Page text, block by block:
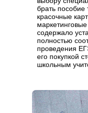
брать пособие
красочные
содержало
полностью
проведения
его покупкой
школьным